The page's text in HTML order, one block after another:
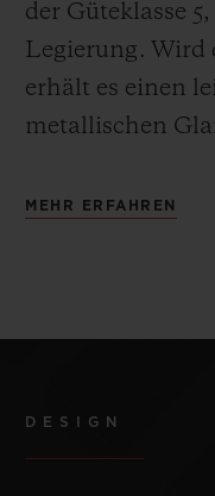
der Güteklasse
Legierung. Wird
erhält es einen
metallischen
MEHR ERFAHREN
DESIGN